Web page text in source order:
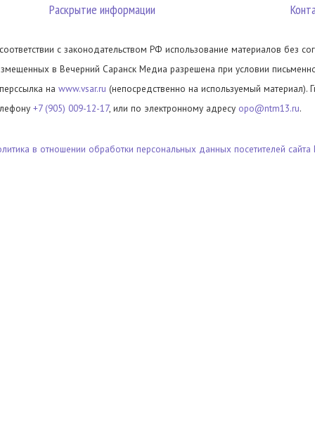
Раскрытие информации
с законодательством РФ использование материалов без
в Вечерний Саранск Медиа разрешена при условии
на www.vsar.ru (непосредственно на используемый материал).
+7 (905) 009-12-17, или по электронному адресу opo@ntm13.ru.
в отношении обработки персональных данных посетителей